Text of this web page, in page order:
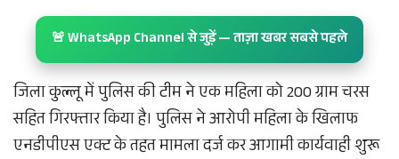
🚨 WhatsApp Channel से जुड़ें — ताज़ा खबर सबसे पहले
जिला कुल्लू में पुलिस की टीम ने एक महिला को 200 ग्राम चरस
सहित गिरफ्तार किया है। पुलिस ने आरोपी महिला के खिलाफ
एनडीपीएस एक्ट के तहत मामला दर्ज कर आगामी कार्यवाही शुरू